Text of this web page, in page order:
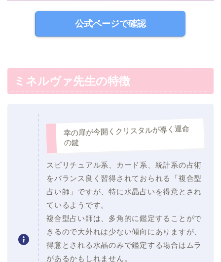
公式ページで確認
ミネルヴァ先生の特徴
幸の扉が今開くクリスタルが導く運命
の鍵
スピリチュアル系、カード系、統計系の占術
をバランス良く習得されておられる「複合型
占い師」ですが、特に水晶占いを得意とされ
ているようです。
複合型占い師は、多角的に鑑定することがで
きるので大外れは少ない傾向にありますが、
得意とされる水晶のみで鑑定する場合はムラ
があるかもしれません。